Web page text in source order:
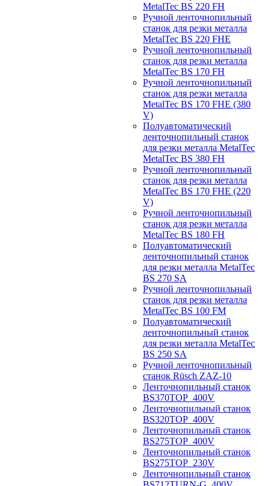
MetalTec BS 220 FH
Ручной ленточнопильный
станок для резки металла
MetalTec BS 220 FHЕ
Ручной ленточнопильный
станок для резки металла
MetalTec BS 170 FH
Ручной ленточнопильный
станок для резки металла
MetalTec BS 170 FHE (380
V)
Полуавтоматический
ленточнопильный станок
для резки металла MetalTec
MetalTec BS 380 FH
Ручной ленточнопильный
станок для резки металла
MetalTec BS 170 FHE (220
V)
Ручной ленточнопильный
станок для резки металла
MetalTec BS 180 FH
Полуавтоматический
ленточнопильный станок
для резки металла MetalTec
BS 270 SA
Ручной ленточнопильный
станок для резки металла
MetalTec BS 100 FM
Полуавтоматический
ленточнопильный станок
для резки металла MetalTec
BS 250 SA
Ручной ленточнопильный
станок Rüsch ZAZ-10
Ленточнопильный станок
BS370TOP_400V
Ленточнопильный станок
BS320TOP_400V
Ленточнопильный станок
BS275TOP_400V
Ленточнопильный станок
BS275TOP_230V
Ленточнопильный станок